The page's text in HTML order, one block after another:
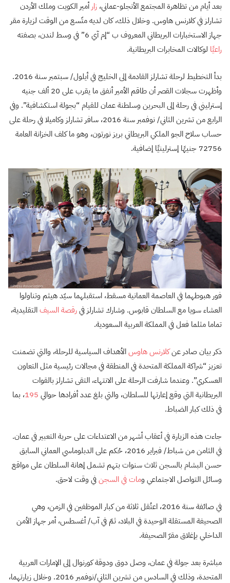
بعد أيام من تظاهرة المجتمع الأنجلو-عماني، زارأمير الكويت وملك الأردن
تشارلز في كلارنس هاوس. وخلال ذلك، كان لديه متّسع من الوقت لزيارة مقر
جهاز الاستخبارات البريطاني المعروف ب “إم آي 6” في وسط لندن، بصفته
راعيًا لوكالات المخابرات البريطانية.
بدأ التخطيط لرحلة تشارلز القادمة إلى الخليج في أيلول/ سبتمبر سنة 2016.
وأظهرت سجلات القصر أن طاقم الأمير أنفق ما يقرب على 20 ألف جنيه
إسترليني في رحلة إلى البحرين وسلطنة عمان للقيام “بجولة استكشافية”. وفي
الرابع من تشرين الثاني/ نوفمبر سنة 2016، سافر تشارلز وكاميلا في رحلة على
حساب سلاح الجو الملكي البريطاني بريز نورتون، وهو ما كلف الخزانة العامة
72756 جنيهًا إسترلينيًا إضافية.
فور هبوطهما في العاصمة العمانية مسقط، استقبلهما سيّد هيثم وتناولوا
العشاء سويا مع السلطان قابوس. وشارك تشارلز فيرقصة السيفالتقليدية،
تماما مثلما فعل في المملكة العربية السعودية.
ذكر بيان صادر عنكلارنس هاوسالأهداف السياسية للرحلة، والتي تضمنت
تعزيز “شراكة المملكة المتحدة في المنطقة في مجالات رئيسية مثل التعاون
العسكري”. وعندما شارفت الرحلة على الانتهاء، التقى تشارلز بالقوات
البريطانية التي وقع إعارتها للسلطان، والتي بلغ عدد أفرادها حوالي 195، بما
في ذلك كبار الضباط.
جاءت هذه الزيارة في أعقاب أشهر من الاعتداءات على حرية التعبير في عمان.
في الثامن من شباط/ فبراير 2016، حُكم على الدبلوماسي العماني السابق
حسن البشام بالسجن ثلاث سنوات بتهم تشمل إهانة السلطان على مواقع
وسائل التواصل الاجتماعي ومات في السجنفي وقت لاحق.
في صائفة سنة 2016، اعتُقل ثلاثة من كبار الموظفين في الزمن، وهي
الصحيفة المستقلة الوحيدة في البلاد، ثمّ في آب/ أغسطس، أمر جهاز الأمن
الداخلي بإغلاق مقرّ الصحيفة.
مباشرة بعد جولة في عمان، وصل دوق ودوقة كورنوال إلى الإمارات العربية
المتحدة، وذلك في السادس من تشرين الثاني/نوفمبر 2016. وخلال زيارتهما،